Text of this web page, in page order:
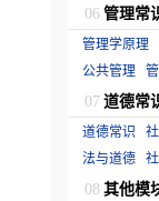
06 管理常
管理学原理
公共管理
07 道德常
道德常识
法与道德
08 其他模